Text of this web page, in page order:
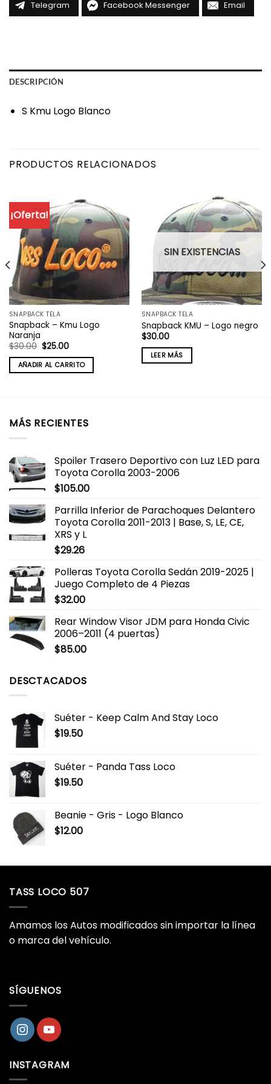
Telegram Facebook Messenger Email
DESCRIPCIÓN
S Kmu Logo Blanco
PRODUCTOS RELACIONADOS
¡Oferta!
SNAPBACK TELA
Snapback – Kmu Logo
Naranja
$30.00 El
original
era:
$25.00El
actual
es:
AÑADIR AL CARRITO
SIN EXISTENCIAS
SNAPBACK TELA
Snapback KMU – Logo negro
$30.00
LEER MÁS
MÁS RECIENTES
Spoiler Trasero Deportivo con Luz LED para
Toyota Corolla 2003-2006
$105.00
Parrilla Inferior de Parachoques Delantero
Toyota Corolla 2011-2013 | Base, S, LE, CE,
XRS y L
$29.26
Polleras Toyota Corolla Sedán 2019-2025 |
Juego Completo de 4 Piezas
$32.00
Rear Window Visor JDM para Honda Civic
2006–2011 (4 puertas)
$85.00
DESCTACADOS
Suéter - Keep Calm And Stay Loco
$19.50
Suéter - Panda Tass Loco
$19.50
Beanie - Gris - Logo Blanco
$12.00
TASS LOCO 507
Amamos los Autos modificados sin importar la línea
o marca del vehículo.
SÍGUENOS
INSTAGRAM